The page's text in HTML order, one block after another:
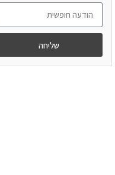
שליחה